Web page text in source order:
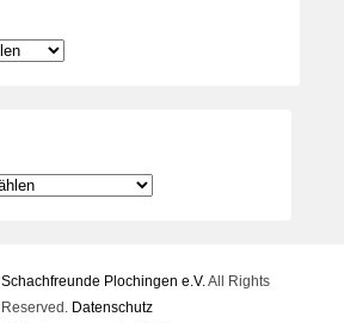
Schachfreunde Plochingen e.V. All Rights
Reserved. Datenschutz